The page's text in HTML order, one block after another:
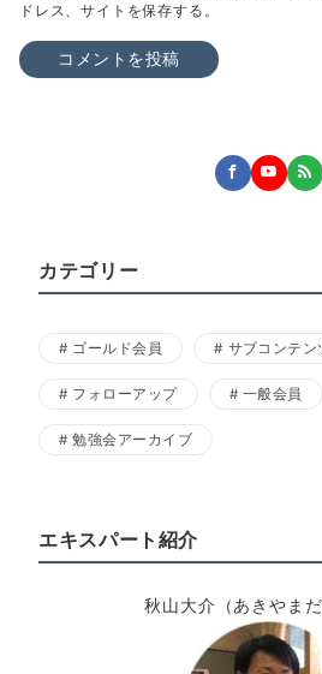
ドレス、サイトを保存する。
カテゴリー
ゴールド会員 サブコンテン
フォローアップ 一般会員
勉強会アーカイブ
エキスパート紹介
秋山大介（あきやまだ